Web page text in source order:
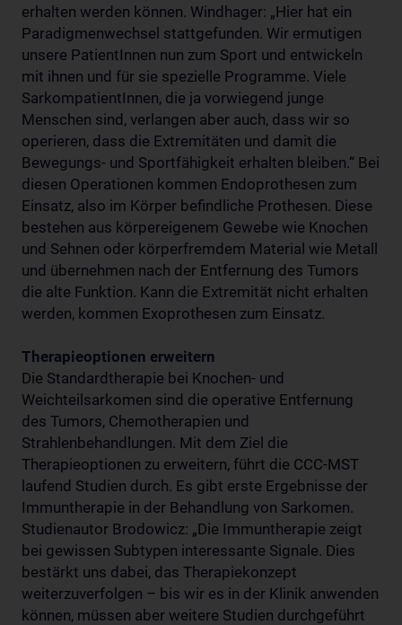
erhalten werden können. Windhager: „Hier hat ein
Paradigmenwechsel stattgefunden. Wir ermutigen
unsere PatientInnen nun zum Sport und entwickeln
mit ihnen und für sie spezielle Programme. Viele
SarkompatientInnen, die ja vorwiegend junge
Menschen sind, verlangen aber auch, dass wir so
operieren, dass die Extremitäten und damit die
Bewegungs- und Sportfähigkeit erhalten bleiben.“ Bei
diesen Operationen kommen Endoprothesen zum
Einsatz, also im Körper befindliche Prothesen. Diese
bestehen aus körpereigenem Gewebe wie Knochen
und Sehnen oder körperfremdem Material wie Metall
und übernehmen nach der Entfernung des Tumors
die alte Funktion. Kann die Extremität nicht erhalten
werden, kommen Exoprothesen zum Einsatz.
Therapieoptionen erweitern
Die Standardtherapie bei Knochen- und
Weichteilsarkomen sind die operative Entfernung
des Tumors, Chemotherapien und
Strahlenbehandlungen. Mit dem Ziel die
Therapieoptionen zu erweitern, führt die CCC-MST
laufend Studien durch. Es gibt erste Ergebnisse der
Immuntherapie in der Behandlung von Sarkomen.
Studienautor Brodowicz: „Die Immuntherapie zeigt
bei gewissen Subtypen interessante Signale. Dies
bestärkt uns dabei, das Therapiekonzept
weiterzuverfolgen – bis wir es in der Klinik anwenden
können, müssen aber weitere Studien durchgeführt